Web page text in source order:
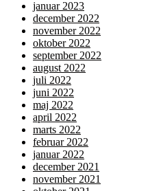
januar 2023
december 2022
november 2022
oktober 2022
september 2022
august 2022
juli 2022
juni 2022
maj 2022
april 2022
marts 2022
februar 2022
januar 2022
december 2021
november 2021